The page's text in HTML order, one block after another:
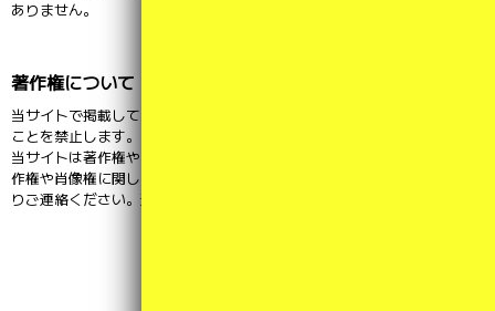
ありません。
著作権について
当サイトで掲載している文章や画像などにつきましては、無断転載する
ことを禁止します。
当サイトは著作権や肖像権の侵害を目的としたものではありません。著
作権や肖像権に関して問題がございましたら、お問い合わせフォームよ
りご連絡ください。迅速に対応いたします。